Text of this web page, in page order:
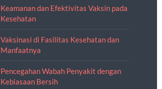
Keamanan dan Efektivitas Vaksin pada
Kesehatan
Vaksinasi di Fasilitas Kesehatan dan
Manfaatnya
Pencegahan Wabah Penyakit dengan
Kebiasaan Bersih